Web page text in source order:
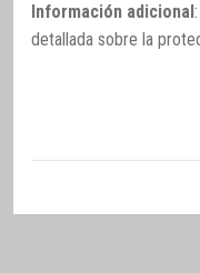
Información adicional
detallada sobre la